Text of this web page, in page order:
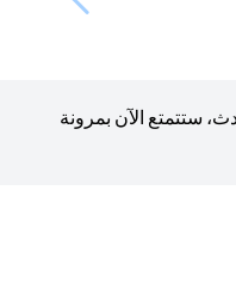
ستتمتع الآن بمرونة